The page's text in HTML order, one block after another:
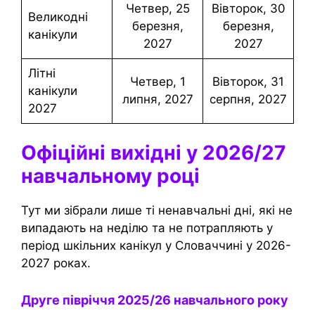
Великодні
канікули
четвер, 25
березня,
2027
Вівторок, 30
березня,
2027
Літні
канікули
2027
четвер, 1
липня, 2027
Вівторок, 31
серпня, 2027
Офіційні вихідні у 2026/27
навчальному році
Тут ми зібрали лише ті ненавчальні дні, які не
випадають на неділю та не потрапляють у
період шкільних канікул у Словаччині у 2026-
2027 роках.
Друге півріччя 2025/26 навчального року